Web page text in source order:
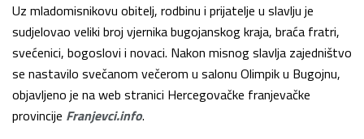
Uz mladomisnikovu obitelj, rodbinu i prijatelje u slavlju je
sudjelovao veliki broj vjernika bugojanskog kraja, braća fratri,
svećenici, bogoslovi i novaci. Nakon misnog slavlja zajedništvo
se nastavilo svečanom večerom u salonu Olimpik u Bugojnu,
objavljeno je na web stranici Hercegovačke franjevačke
provincije Franjevci.info.